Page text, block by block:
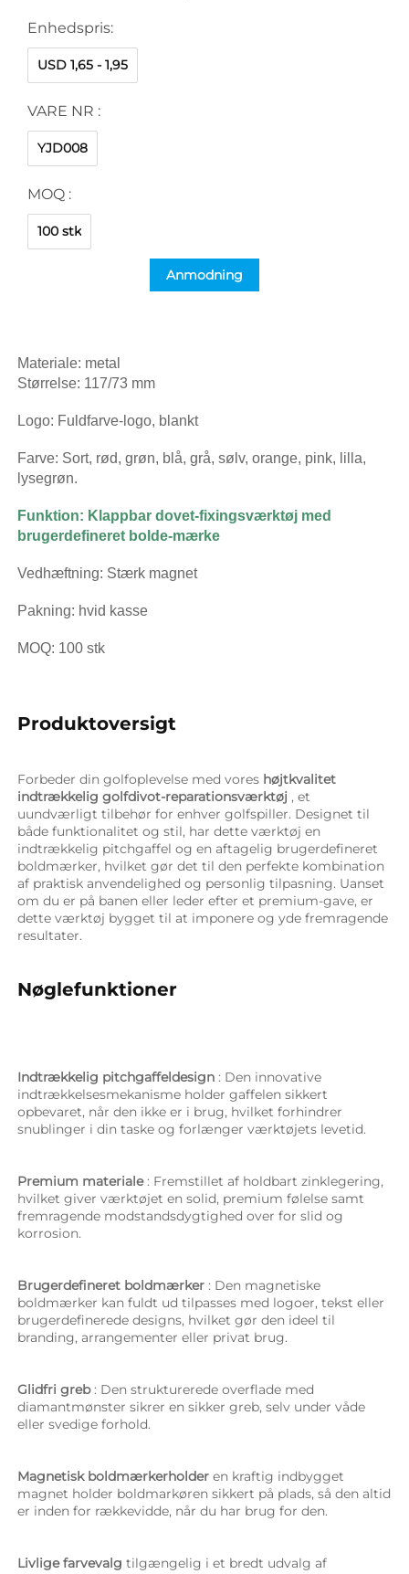
Enhedspris:
USD 1,65 - 1,95
VARE NR :
YJD008
MOQ :
100 stk
Anmodning
Materiale: metal
Størrelse: 117/73 mm
Logo: Fuldfarve-logo, blankt
Farve: Sort, rød, grøn, blå, grå, sølv, orange, pink, lilla,
lysegrøn.
Funktion: Klappbar dovet-fixingsværktøj med
brugerdefineret bolde-mærke
Vedhæftning: Stærk magnet
Pakning: hvid kasse
MOQ: 100 stk
Produktoversigt
Forbeder din golfoplevelse med vores højtkvalitet
indtrækkelig golfdivot-reparationsværktøj , et
uundværligt tilbehør for enhver golfspiller. Designet til
både funktionalitet og stil, har dette værktøj en
indtrækkelig pitchgaffel og en aftagelig brugerdefineret
boldmærker, hvilket gør det til den perfekte kombination
af praktisk anvendelighed og personlig tilpasning. Uanset
om du er på banen eller leder efter et premium-gave, er
dette værktøj bygget til at imponere og yde fremragende
resultater.
Nøglefunktioner
Indtrækkelig pitchgaffeldesign : Den innovative
indtrækkelsesmekanisme holder gaffelen sikkert
opbevaret, når den ikke er i brug, hvilket forhindrer
snublinger i din taske og forlænger værktøjets levetid.
Premium materiale : Fremstillet af holdbart zinklegering,
hvilket giver værktøjet en solid, premium følelse samt
fremragende modstandsdygtighed over for slid og
korrosion.
Brugerdefineret boldmærker : Den magnetiske
boldmærker kan fuldt ud tilpasses med logoer, tekst eller
brugerdefinerede designs, hvilket gør den ideel til
branding, arrangementer eller privat brug.
Glidfri greb : Den strukturerede overflade med
diamantmønster sikrer en sikker greb, selv under våde
eller svedige forhold.
Magnetisk boldmærkerholder en kraftig indbygget
magnet holder boldmarkøren sikkert på plads, så den altid
er inden for rækkevidde, når du har brug for den.
Livlige farvevalg tilgængelig i et bredt udvalg af